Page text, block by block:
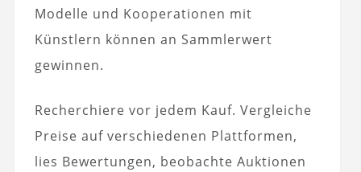
Modelle und Kooperationen mit
Künstlern können an Sammlerwert
gewinnen.
Recherchiere vor jedem Kauf. Vergleiche
Preise auf verschiedenen Plattformen,
lies Bewertungen, beobachte Auktionen